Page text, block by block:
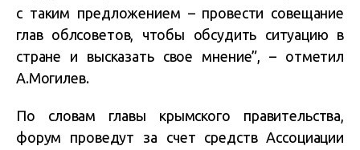
с таким предложением – провести совещание
глав облсоветов, чтобы обсудить ситуацию в
стране и высказать свое мнение”, – отметил
А.Могилев.
По словам главы крымского правительства,
форум проведут за счет средств Ассоциации